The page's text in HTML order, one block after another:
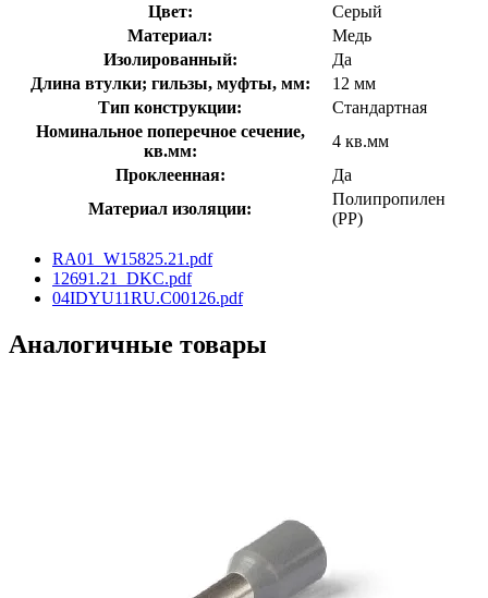
Цвет:
Серый
Материал:
Медь
Изолированный:
Да
Длина втулки; гильзы, муфты, мм:
12 мм
Тип конструкции:
Стандартная
Номинальное поперечное сечение,
кв.мм:
4 кв.мм
Проклеенная:
Да
Материал изоляции:
Полипропилен
(PP)
RA01_W15825.21.pdf
12691.21_DKC.pdf
04IDYU11RU.C00126.pdf
Аналогичные товары